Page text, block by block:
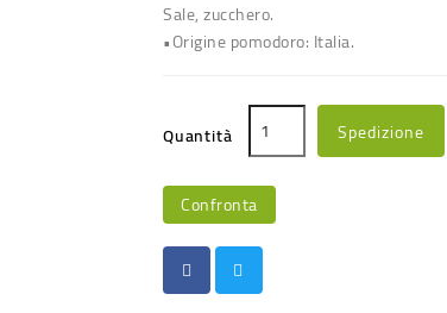
Sale, zucchero.
•Origine pomodoro: Italia.
Quantità Spedizione
Confronta